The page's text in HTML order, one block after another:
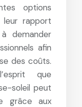
options
rapport
demander
afin
des coûts.
que
soleil peut
grâce aux